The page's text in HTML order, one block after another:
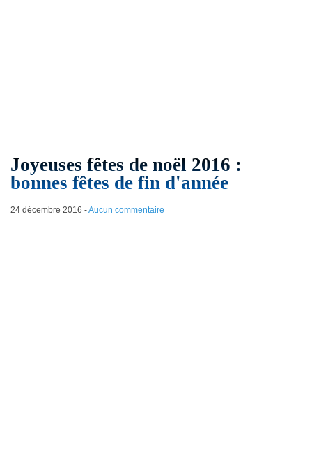
Joyeuses fêtes de noël 2016 :
bonnes fêtes de fin d'année
24 décembre 2016 -Aucun commentaire